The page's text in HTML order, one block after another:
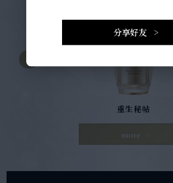
分享好友
重生秘帖
more